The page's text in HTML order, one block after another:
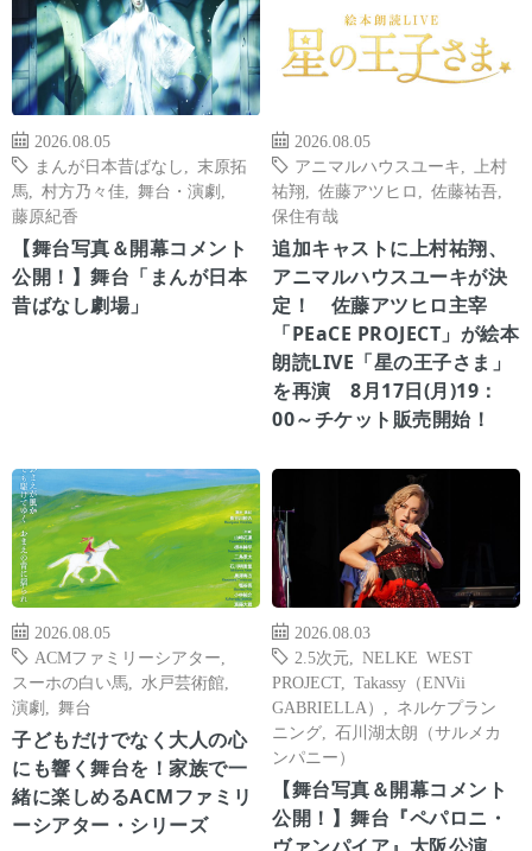
2026.08.05
まんが日本昔ばなし
末原拓
馬
村方乃々佳 舞台・演劇
藤原紀香
【舞台写真＆開幕コメント
公開！】舞台「まんが日本
昔ばなし劇場」
2026.08.05
アニマルハウスユーキ
上村
祐翔
佐藤アツヒロ 佐藤祐吾
保住有哉
追加キャストに上村祐翔、
アニマルハウスユーキが決
定！ 佐藤アツヒロ主宰
「PEaCE PROJECT」が絵本
朗読LIVE「星の王子さま」
を再演 8月17日(月)19：
00～チケット販売開始！
2026.08.05
ACMファミリーシアター
スーホの白い馬
水戸芸術館
演劇
舞台
子どもだけでなく大人の心
にも響く舞台を！家族で一
緒に楽しめるACMファミリ
ーシアター・シリーズ
2026.08.03
2.5次元
NELKE WEST
PROJECT, Takassy（ENVii
GABRIELLA）
ネルケプラン
ニング
石川湖太朗（サルメカ
ンパニー）
【舞台写真＆開幕コメント
公開！】舞台『ペパロニ・